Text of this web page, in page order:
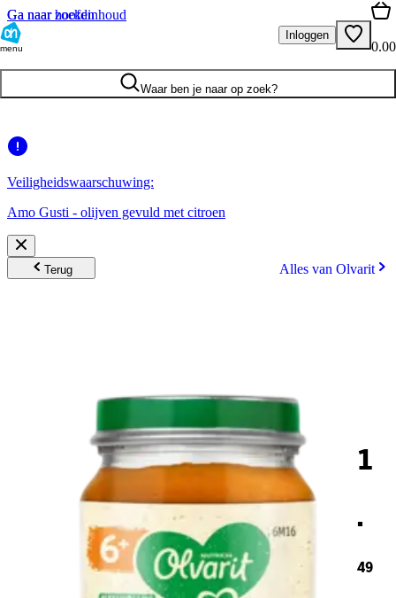
Ga naar hoofdinhoud
Ga naar zoeken
menu
Inloggen
0.00
Waar ben je naar op zoek?
Veiligheidswaarschuwing:
Amo Gusti - olijven gevuld met citroen
Terug Alles van Olvarit
1
.
49